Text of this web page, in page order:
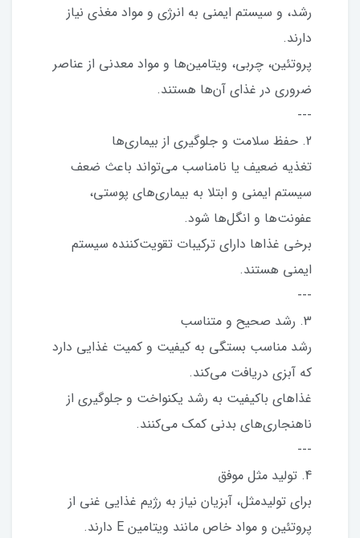
رشد، و سیستم ایمنی به انرژی و مواد مغذی نیاز
دارند.
پروتئین، چربی، ویتامین‌ها و مواد معدنی از عناصر
ضروری در غذای آن‌ها هستند.
---
2. حفظ سلامت و جلوگیری از بیماری‌ها
تغذیه ضعیف یا نامناسب می‌تواند باعث ضعف
سیستم ایمنی و ابتلا به بیماری‌های پوستی،
عفونت‌ها و انگل‌ها شود.
برخی غذاها دارای ترکیبات تقویت‌کننده سیستم
ایمنی هستند.
---
3. رشد صحیح و متناسب
رشد مناسب بستگی به کیفیت و کمیت غذایی دارد
که آبزی دریافت می‌کند.
غذاهای باکیفیت به رشد یکنواخت و جلوگیری از
ناهنجاری‌های بدنی کمک می‌کنند.
---
4. تولید مثل موفق
برای تولیدمثل، آبزیان نیاز به رژیم غذایی غنی از
پروتئین و مواد خاص مانند ویتامین E دارند.